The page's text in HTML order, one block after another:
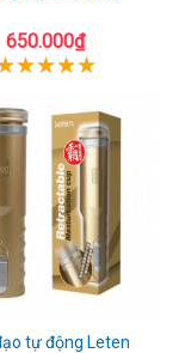
650.000₫
tự động Leten